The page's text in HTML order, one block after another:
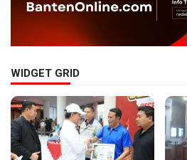
WIDGET GRID